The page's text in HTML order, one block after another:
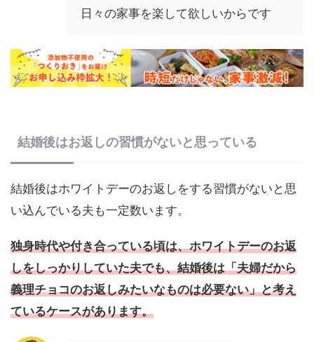
日々の家事を楽して欲しいからです
結婚後はお返しの習慣がないと思っている
結婚後はホワイトデーのお返しをする習慣がないと思
い込んでいる夫も一定数います。
独身時代や付き合っている頃は、ホワイトデーのお返
しをしっかりしていた夫でも、結婚後は「夫婦だから
義理チョコのお返しみたいなものは必要ない」と考え
ているケースがあります。